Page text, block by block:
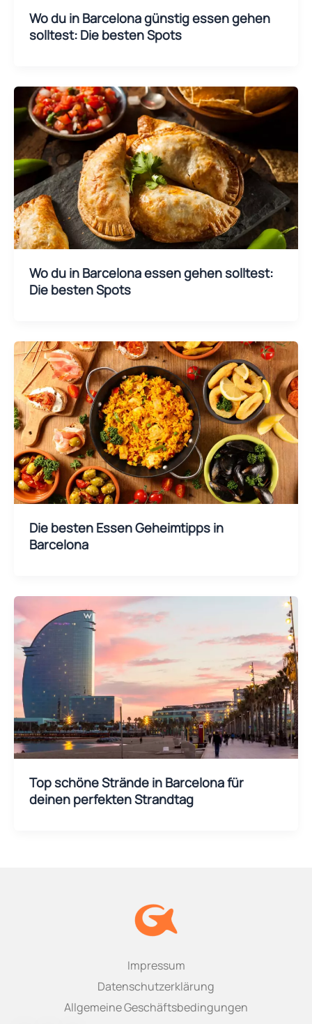
Wo du in Barcelona günstig essen gehen
solltest: Die besten Spots
Wo du in Barcelona essen gehen solltest:
Die besten Spots
Die besten Essen Geheimtipps in
Barcelona
Top schöne Strände in Barcelona für
deinen perfekten Strandtag
Impressum
Datenschutzerklärung
Allgemeine Geschäftsbedingungen